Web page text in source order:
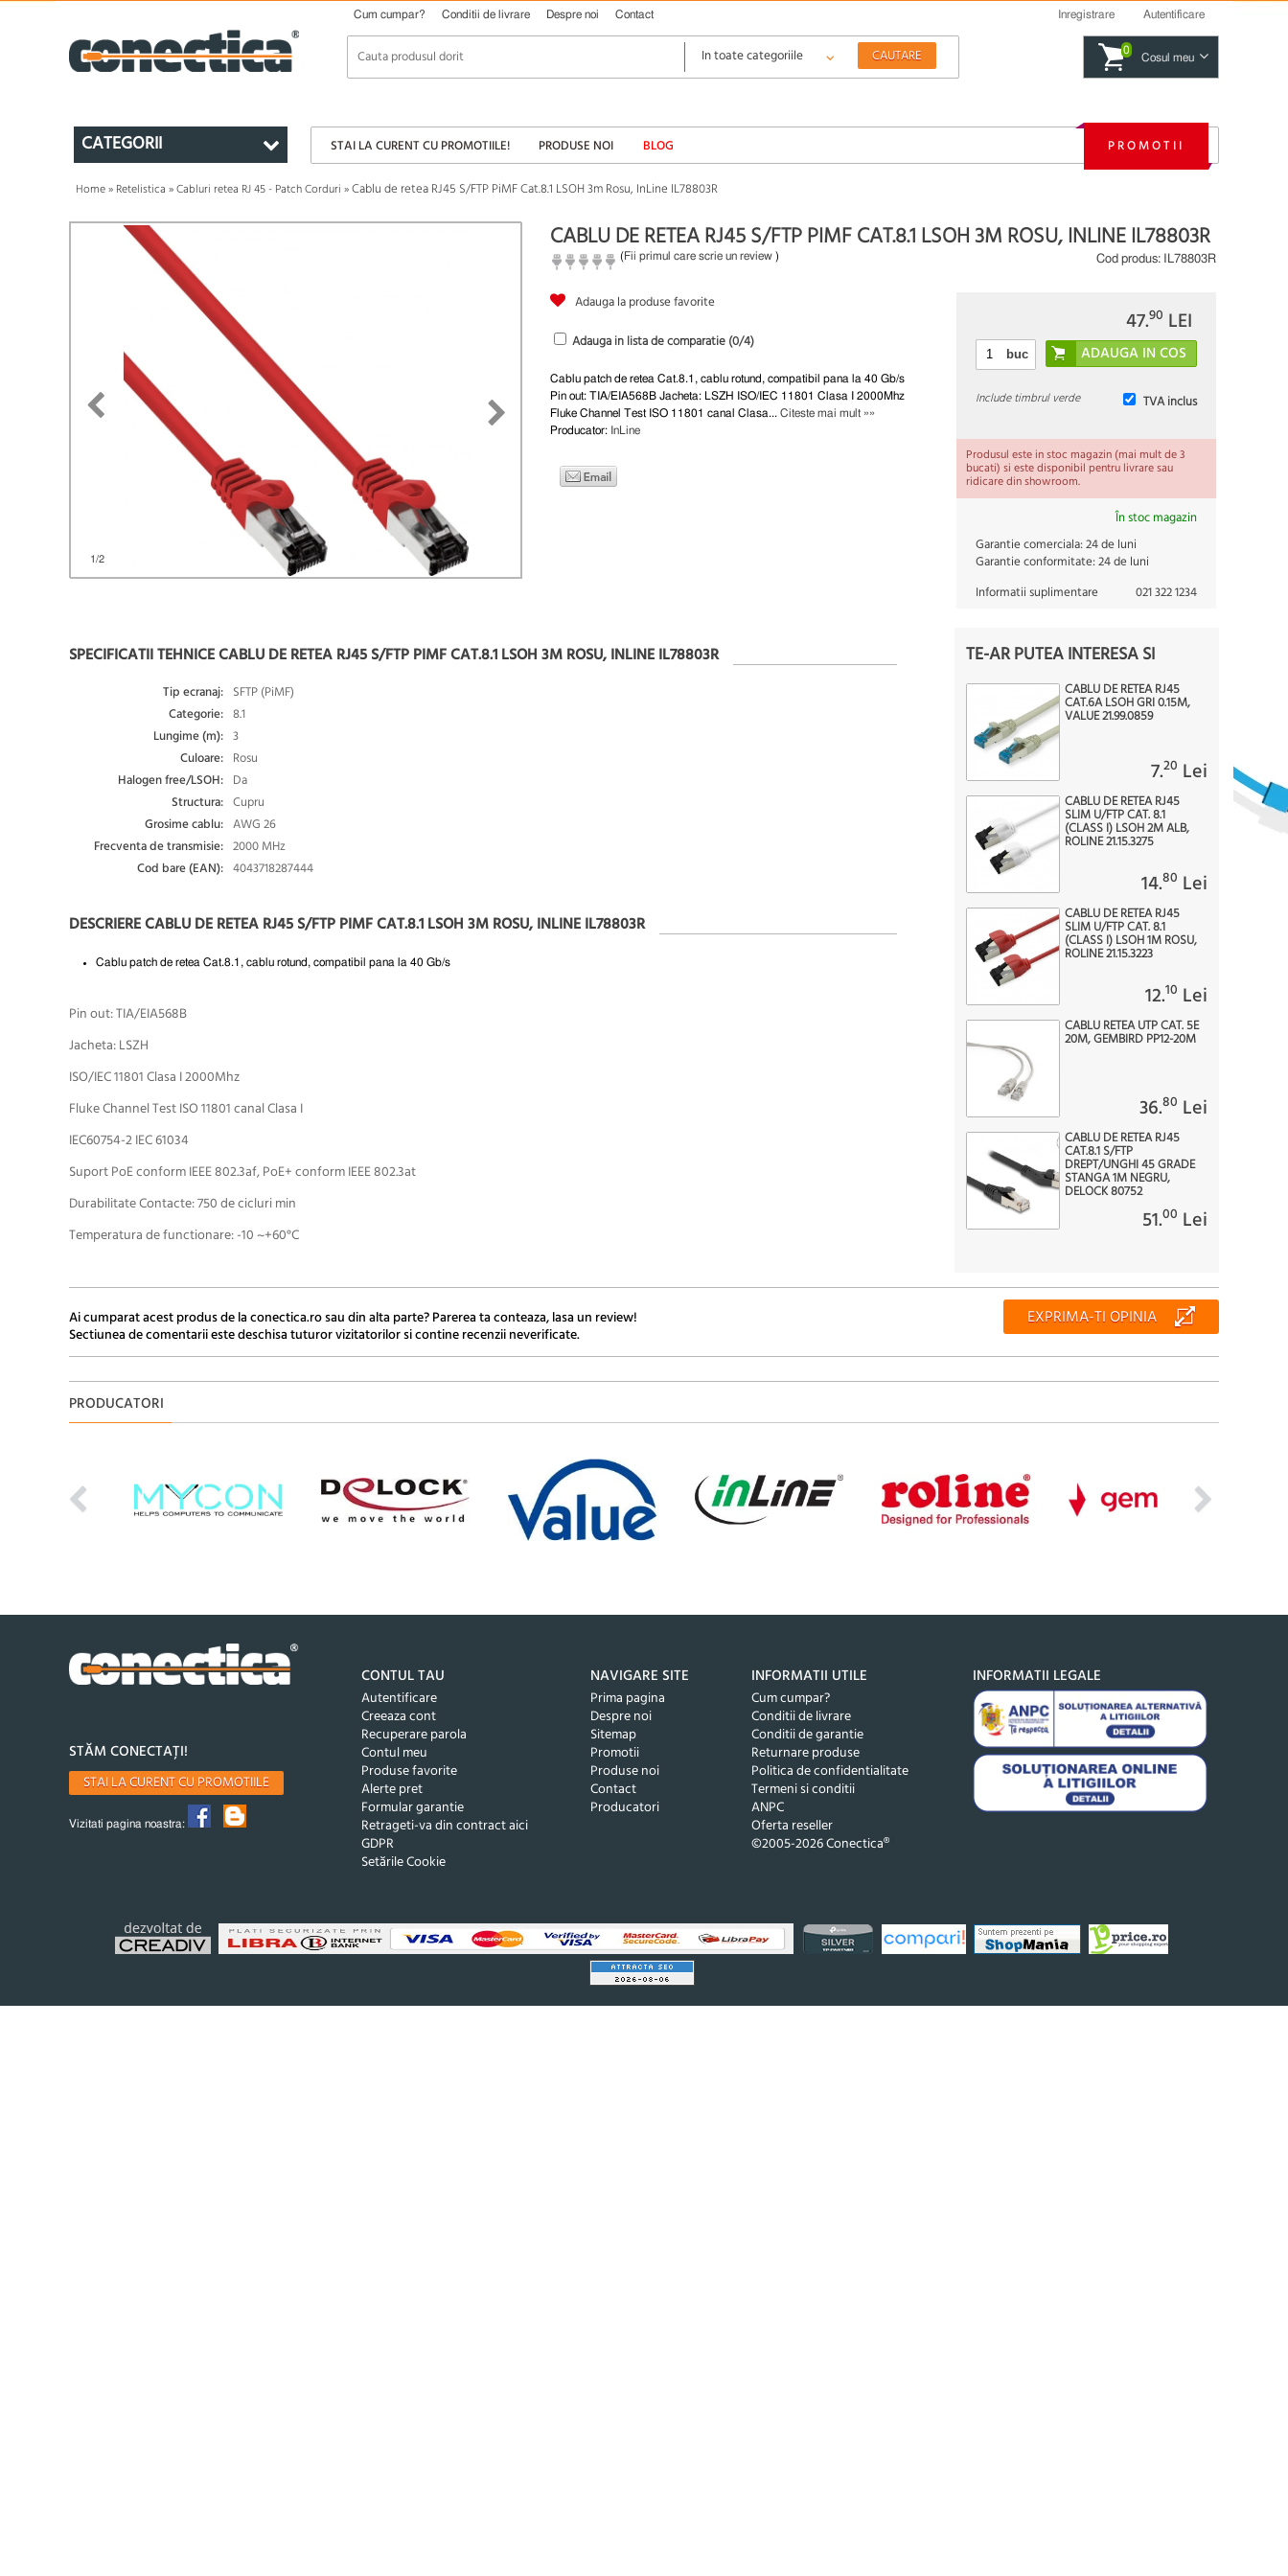
Cum cumpar? Conditii de livrare Despre noi Contact Inregistrare Autentificare
0
Cosul meu
CATEGORII STAI LA CURENT CU PROMOTIILE! PRODUSE NOI BLOG PROMOTII
Home» Retelistica »Cabluri retea RJ 45 - Patch Corduri »Cablu de retea RJ45 S/FTP PiMF Cat.8.1 LSOH 3m Rosu, InLine IL78803R
1/2
CABLU DE RETEA RJ45 S/FTP PIMF CAT.8.1 LSOH 3M ROSU, INLINE IL78803R
(Fii primul care scrie un review ) Cod produs: IL78803R
Adauga la produse favorite
Adauga in lista de comparatie (0/4)
Cablu patch de retea Cat.8.1, cablu rotund, compatibil pana la 40 Gb/s
Pin out: TIA/EIA568B Jacheta: LSZH ISO/IEC 11801 Clasa I 2000Mhz
Fluke Channel Test ISO 11801 canal Clasa... Citeste mai mult »»
Producator: InLine
47.90 LEI
buc
TVA inclus
Include timbrul verde
Produsul este in stoc magazin (mai mult de 3
bucati) si este disponibil pentru livrare sau
ridicare din showroom.
În stoc magazin
Garantie comerciala:24 de luni
Garantie conformitate:24 de luni
Informatii suplimentare
021 322 1234
SPECIFICATII TEHNICE CABLU DE RETEA RJ45 S/FTP PIMF CAT.8.1 LSOH 3M ROSU, INLINE IL78803R
Tip ecranaj: SFTP (PiMF)
Categorie: 8.1
Lungime (m): 3
Culoare: Rosu
Halogen free/LSOH: Da
Structura: Cupru
Grosime cablu: AWG 26
Frecventa de transmisie: 2000 MHz
Cod bare (EAN): 4043718287444
DESCRIERE CABLU DE RETEA RJ45 S/FTP PIMF CAT.8.1 LSOH 3M ROSU, INLINE IL78803R
Cablu patch de retea Cat.8.1, cablu rotund, compatibil pana la 40 Gb/s
Pin out: TIA/EIA568B
Jacheta: LSZH
ISO/IEC 11801 Clasa I 2000Mhz
Fluke Channel Test ISO 11801 canal Clasa I
IEC60754-2 IEC 61034
Suport PoE conform IEEE 802.3af, PoE+ conform IEEE 802.3at
Durabilitate Contacte: 750 de cicluri min
Temperatura de functionare: -10 ~+60°C
TE-AR PUTEA INTERESA SI
CABLU DE RETEA RJ45
CAT.6A LSOH GRI 0.15M,
VALUE 21.99.0859
7.20 Lei
CABLU DE RETEA RJ45
SLIM U/FTP CAT. 8.1
(CLASS I) LSOH 2M ALB,
ROLINE 21.15.3275
14.80 Lei
CABLU DE RETEA RJ45
SLIM U/FTP CAT. 8.1
(CLASS I) LSOH 1M ROSU,
ROLINE 21.15.3223
12.10 Lei
CABLU RETEA UTP CAT. 5E
20M, GEMBIRD PP12-20M
36.80 Lei
CABLU DE RETEA RJ45
CAT.8.1 S/FTP
DREPT/UNGHI 45 GRADE
STANGA 1M NEGRU,
DELOCK 80752
51.00 Lei
Ai cumparat acest produs de la conectica.ro sau din alta parte? Parerea ta conteaza, lasa un review!
Sectiunea de comentarii este deschisa tuturor vizitatorilor si contine recenzii neverificate.
EXPRIMA-TI OPINIA
PRODUCATORI
STĂM CONECTAȚI!
STAI LA CURENT CU PROMOTIILE
Vizitati pagina noastra:
CONTUL TAU
Autentificare
Creeaza cont
Recuperare parola
Contul meu
Produse favorite
Alerte pret
Formular garantie
Retrageti-va din contract aici
GDPR
Setările Cookie
NAVIGARE SITE
Prima pagina
Despre noi
Sitemap
Promotii
Produse noi
Contact
Producatori
INFORMATII UTILE
Cum cumpar?
Conditii de livrare
Conditii de garantie
Returnare produse
Politica de confidentialitate
Termeni si conditii
ANPC
Oferta reseller
©2005-2026 Conectica®
INFORMATII LEGALE